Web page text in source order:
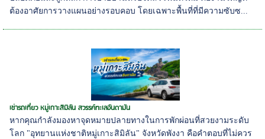
ต้องอาศัยการวางแผนอย่างรอบคอบ โดยเฉพาะพื้นที่ที่มีความซับซ...
เช่ารถเที่ยว หมู่เกาะสิมิลัน สวรรค์ทะเลอันดามัน
หากคุณกำลังมองหาจุดหมายปลายทางในการพักผ่อนที่สวยงามระดับ
โลก "อุทยานแห่งชาติหมู่เกาะสิมิลัน" จังหวัดพังงา คือคำตอบที่ไม่ควร